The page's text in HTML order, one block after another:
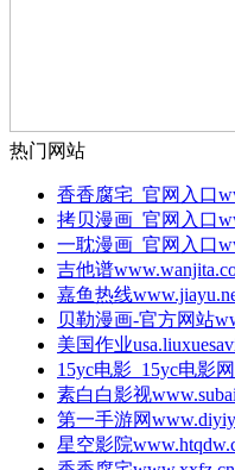
热门网站
香香腐宅_官网入口
拷贝漫画_官网入口
一耽漫画_官网入口
吉他谱
嘉鱼热线
贝勒漫画-官方网站
美国作业
15yc电影_15yc电影
素白白影视
第一手游网
星空影院